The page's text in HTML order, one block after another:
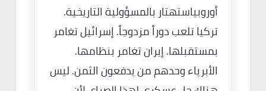
أوروبياستهتار بالمسؤولية التاريخية.
تركيا تلعب دوراً مزدوجاً. إسرائيل تغامر
بمستقبلها. إيران تغامر بنظامها.
الأبرياء وحدهم من يدفعون الثمن. ليس